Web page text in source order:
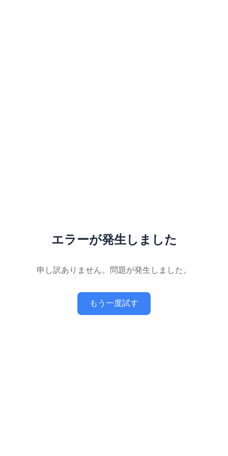
エラーが発生しました
申し訳ありません。問題が発生しました。
もう一度試す